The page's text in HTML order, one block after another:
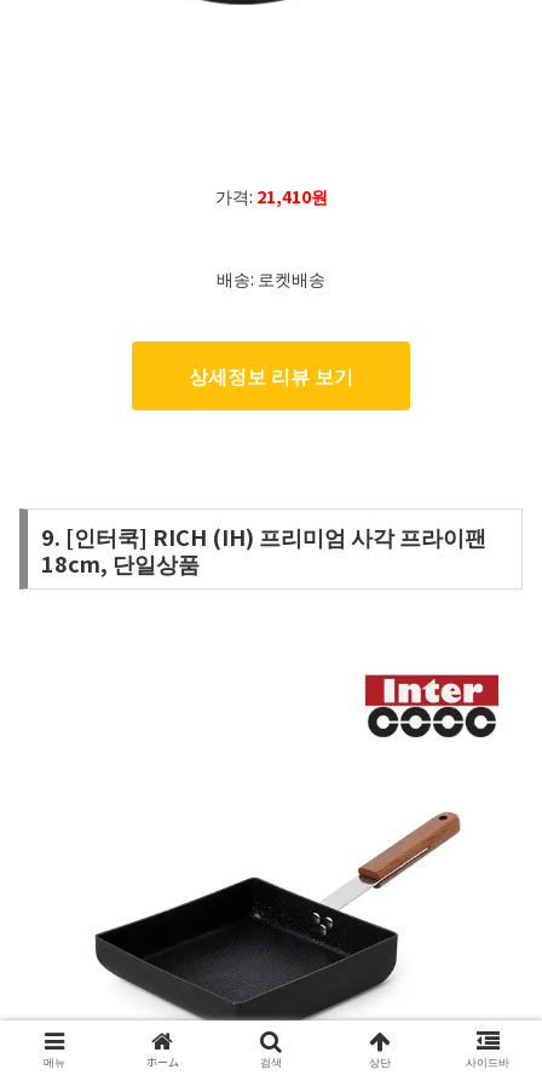
가격: 21,410원
배송: 로켓배송
상세정보 리뷰 보기
9. [인터쿡] RICH (IH) 프리미엄 사각 프라이팬
18cm, 단일상품
메뉴 ホーム 검색 상단 사이드바